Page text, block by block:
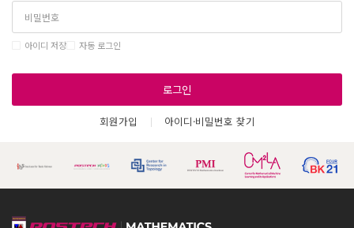
아이디 저장 자동 로그인
로그인
회원가입 아이디·비밀번호 찾기